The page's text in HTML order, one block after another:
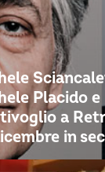
Placido e
a
in